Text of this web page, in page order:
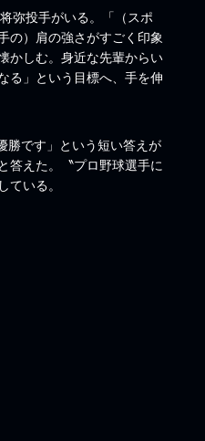
弥投手がいる。「（スポ
の）肩の強さがすごく印象
かしむ。身近な先輩からい
る」という目標へ、手を伸
勝です」という短い答えが
答えた。〝プロ野球選手に
ている。